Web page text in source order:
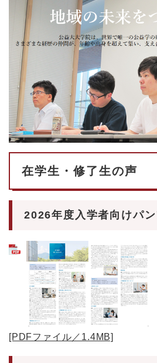
在学生・修了生の声
2026年度入学者向けパン
[PDFファイル／1.4MB]